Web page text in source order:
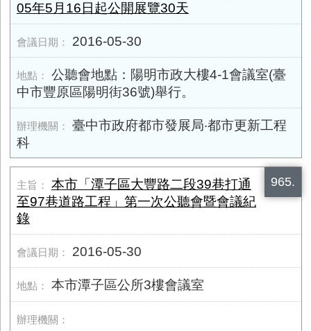
05年5月16日起公開展覽30天
2016-05-30
公聽會地點：陽明市政大樓4-1會議室(臺
中市豐原區陽明街36號)舉行。
臺中市政府都市發展局‧都市更新工程
科
965.
本市「潭子區大豐路二段39巷打通
至97巷道路工程」第一次公聽會暨會議紀
錄
2016-05-30
本市潭子區公所3樓會議室